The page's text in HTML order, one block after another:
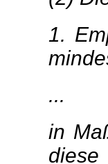
1.
...
in